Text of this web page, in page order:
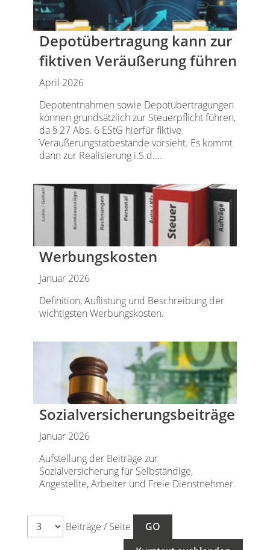
Depotübertragung kann zur
fiktiven Veräußerung führen
April 2026
Depotentnahmen sowie Depotübertragungen
können grundsätzlich zur Steuerpflicht führen,
da § 27 Abs. 6 EStG hierfür fiktive
Veräußerungstatbestände vorsieht. Es kommt
dann zur Realisierung i.S.d....
Werbungskosten
Januar 2026
Definition, Auflistung und Beschreibung der
wichtigsten Werbungskosten.
Sozialversicherungsbeiträge
Januar 2026
Aufstellung der Beiträge zur
Sozialversicherung für Selbständige,
Angestellte, Arbeiter und Freie Dienstnehmer.
Beiträge / Seite